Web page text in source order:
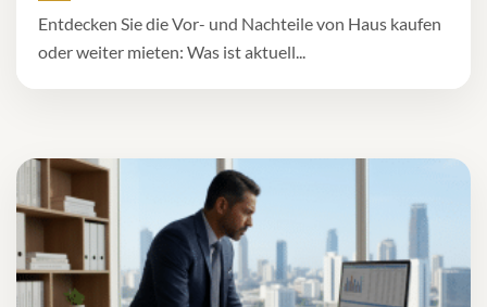
Entdecken Sie die Vor- und Nachteile von Haus kaufen
oder weiter mieten: Was ist aktuell...